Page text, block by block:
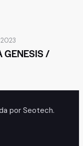
GENESIS /
porSeotech.